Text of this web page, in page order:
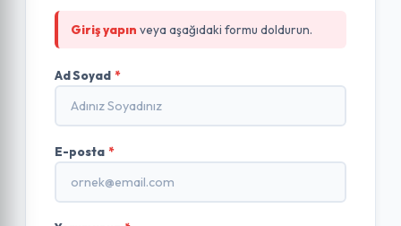
Giriş yapın veya aşağıdaki formu doldurun.
Ad Soyad *
E-posta *